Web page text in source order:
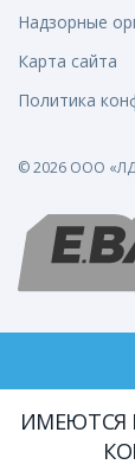
Надзорные
Карта сайта
Политика
© 2026 ООО
ИМЕЮТСЯ